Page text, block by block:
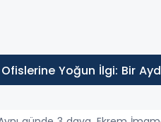
Yoğun İlgi: Bir